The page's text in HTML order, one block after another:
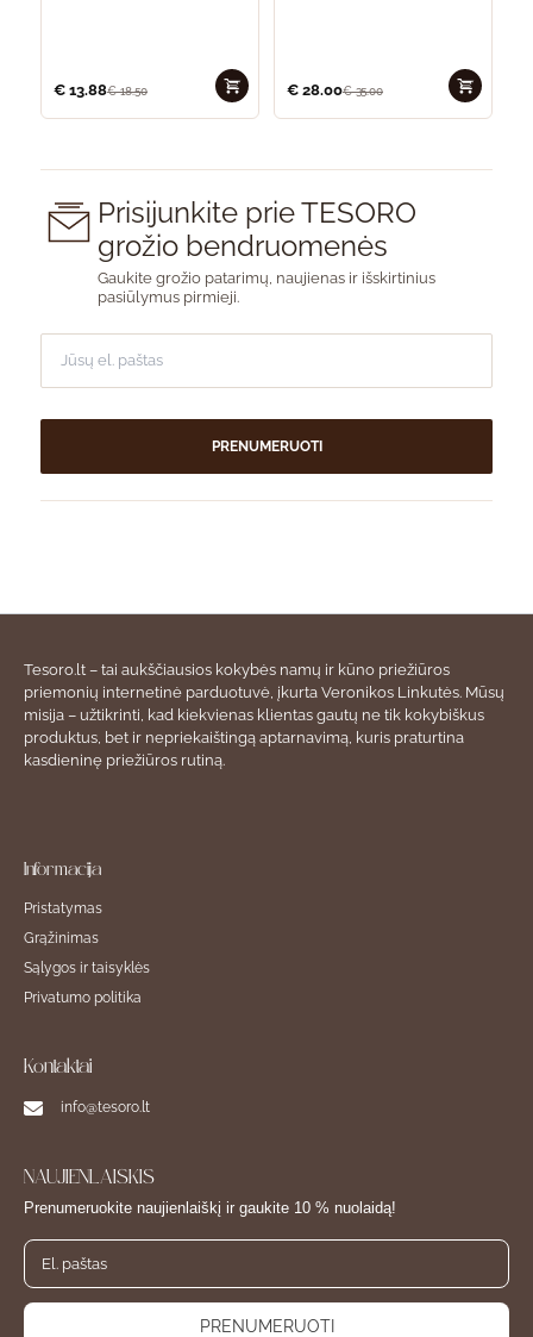
€ 13.88€18.50 € 28.00€35.00
Prisijunkite prie TESORO
grožio bendruomenės
Gaukite grožio patarimų, naujienas ir išskirtinius
pasiūlymus pirmieji.
PRENUMERUOTI
Tesoro.lt – tai aukščiausios kokybės namų ir kūno priežiūros
priemonių internetinė parduotuvė, įkurta Veronikos Linkutės. Mūsų
misija – užtikrinti, kad kiekvienas klientas gautų ne tik kokybiškus
produktus, bet ir nepriekaištingą aptarnavimą, kuris praturtina
kasdieninę priežiūros rutiną.
Informacija
Pristatymas
Grąžinimas
Sąlygos ir taisyklės
Privatumo politika
Kontaktai
info@tesoro.lt
NAUJIENLAIŠKIS
Prenumeruokite naujienlaiškį ir gaukite 10 % nuolaidą!
PRENUMERUOTI